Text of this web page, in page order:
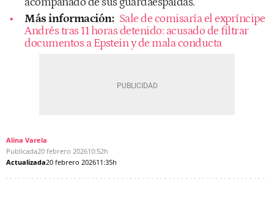
Más información: Sale de comisaría el expríncipe
Andrés tras 11 horas detenido: acusado de filtrar
documentos a Epstein y de mala conducta
Alina Varela
Publicada20 febrero 202610:52h
Actualizada20 febrero 202611:35h